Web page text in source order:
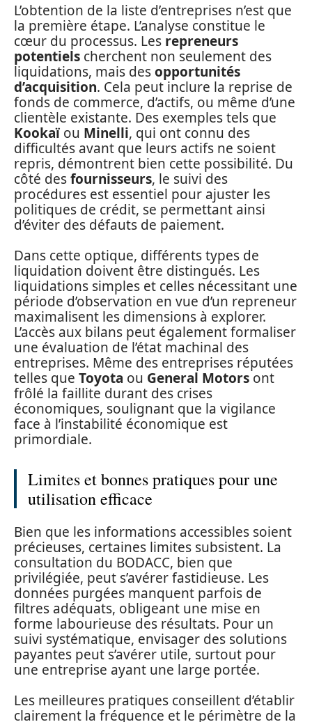
L’obtention de la liste d’entreprises n’est que
la première étape. L’analyse constitue le
cœur du processus. Les repreneurs
potentiels cherchent non seulement des
liquidations, mais desopportunités
d’acquisition. Cela peut inclure la reprise de
fonds de commerce, d’actifs, ou même d’une
clientèle existante. Des exemples tels que
Kookaï ou Minelli, qui ont connu des
difficultés avant que leurs actifs ne soient
repris, démontrent bien cette possibilité. Du
côté desfournisseurs, le suivi des
procédures est essentiel pour ajuster les
politiques de crédit, se permettant ainsi
d’éviter des défauts de paiement.
Dans cette optique, différents types de
liquidation doivent être distingués. Les
liquidations simples et celles nécessitant une
période d’observation en vue d’un repreneur
maximalisent les dimensions à explorer.
L’accès aux bilans peut également formaliser
une évaluation de l’état machinal des
entreprises. Même des entreprises réputées
telles que Toyota ou General Motors ont
frôlé la faillite durant des crises
économiques, soulignant que la vigilance
face à l’instabilité économique est
primordiale.
Limites et bonnes pratiques pour une
utilisation efficace
Bien que les informations accessibles soient
précieuses, certaines limites subsistent. La
consultation du BODACC, bien que
privilégiée, peut s’avérer fastidieuse. Les
données purgées manquent parfois de
filtres adéquats, obligeant une mise en
forme labourieuse des résultats. Pour un
suivi systématique, envisager des solutions
payantes peut s’avérer utile, surtout pour
une entreprise ayant une large portée.
Les meilleures pratiques conseillent d’établir
clairement la fréquence et le périmètre de la